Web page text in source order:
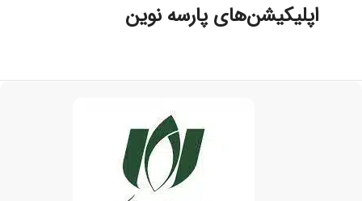
اپلیکیشن‌های پارسه نوین